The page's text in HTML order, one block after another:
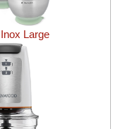
Large